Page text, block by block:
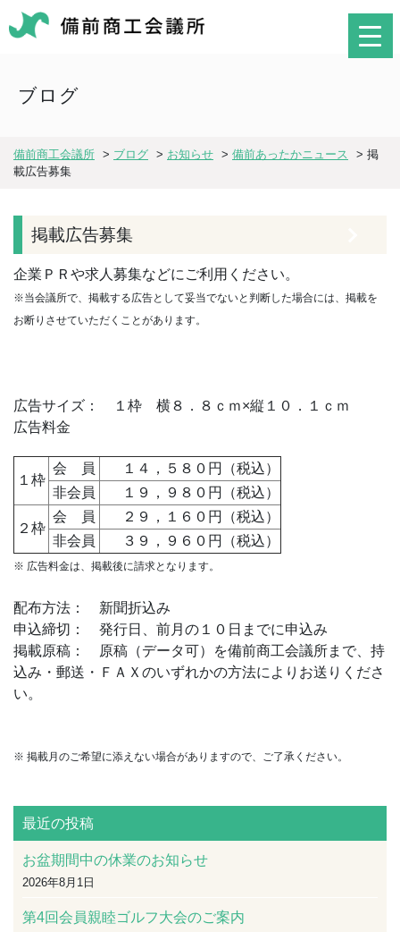
ブログ
備前商工会議所 > ブログ > お知らせ > 備前あったかニュース > 掲
載広告募集
掲載広告募集
企業ＰＲや求人募集などにご利用ください。
※当会議所で、掲載する広告として妥当でないと判断した場合には、掲載を
お断りさせていただくことがあります。
広告サイズ： １枠 横８．８ｃｍ×縦１０．１ｃｍ
広告料金
１枠
会 員
１４，５８０円（税込）
非会員
１９，９８０円（税込）
２枠
会 員
２９，１６０円（税込）
非会員
３９，９６０円（税込）
※ 広告料金は、掲載後に請求となります。
配布方法： 新聞折込み
申込締切： 発行日、前月の１０日までに申込み
掲載原稿： 原稿（データ可）を備前商工会議所まで、持
込み・郵送・ＦＡＸのいずれかの方法によりお送りくださ
い。
※ 掲載月のご希望に添えない場合がありますので、ご了承ください。
最近の投稿
お盆期間中の休業のお知らせ
2026年8月1日
第4回会員親睦ゴルフ大会のご案内